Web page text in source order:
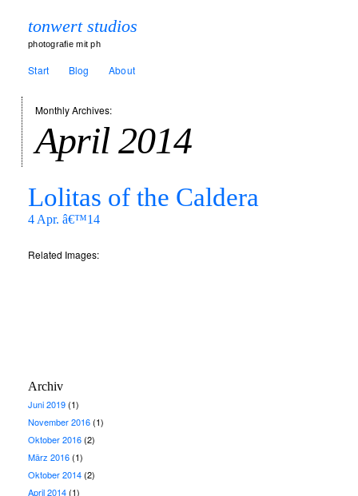
tonwert studios
photografie mit ph
Start Blog About
Monthly Archives:
April 2014
Lolitas of the Caldera
4 Apr. â€™14
Related Images:
Archiv
Juni 2019(1)
November 2016(1)
Oktober 2016(2)
März 2016(1)
Oktober 2014(2)
April 2014(1)